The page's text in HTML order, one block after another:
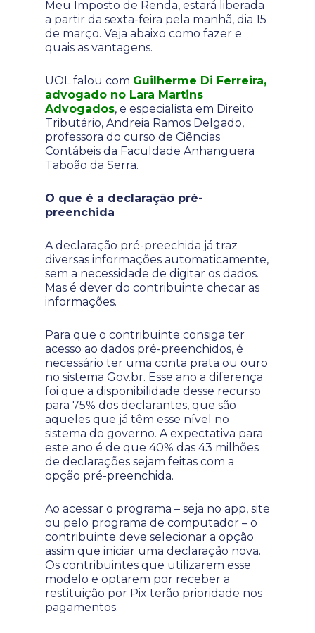
Meu Imposto de Renda, estará liberada
a partir da sexta-feira pela manhã, dia 15
de março. Veja abaixo como fazer e
quais as vantagens.
UOL falou com Guilherme Di Ferreira,
advogado no Lara Martins
Advogados, e especialista em Direito
Tributário, Andreia Ramos Delgado,
professora do curso de Ciências
Contábeis da Faculdade Anhanguera
Taboão da Serra.
O que é a declaração pré-
preenchida
A declaração pré-preechida já traz
diversas informações automaticamente,
sem a necessidade de digitar os dados.
Mas é dever do contribuinte checar as
informações.
Para que o contribuinte consiga ter
acesso ao dados pré-preenchidos, é
necessário ter uma conta prata ou ouro
no sistema Gov.br. Esse ano a diferença
foi que a disponibilidade desse recurso
para 75% dos declarantes, que são
aqueles que já têm esse nível no
sistema do governo. A expectativa para
este ano é de que 40% das 43 milhões
de declarações sejam feitas com a
opção pré-preenchida.
Ao acessar o programa – seja no app, site
ou pelo programa de computador – o
contribuinte deve selecionar a opção
assim que iniciar uma declaração nova.
Os contribuintes que utilizarem esse
modelo e optarem por receber a
restituição por Pix terão prioridade nos
pagamentos.